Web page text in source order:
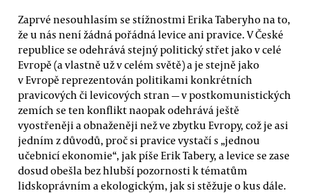
Zaprvé nesouhlasím se stížnostmi Erika Taberyho na to,
že u nás není žádná pořádná levice ani pravice. V České
republice se odehrává stejný politický střet jako v celé
Evropě (a vlastně už v celém světě) a je stejně jako
v Evropě reprezentován politikami konkrétních
pravicových či levicových stran — v postkomunistických
zemích se ten konflikt naopak odehrává ještě
vyostřeněji a obnaženěji než ve zbytku Evropy, což je asi
jedním z důvodů, proč si pravice vystačí s „jednou
učebnicí ekonomie“, jak píše Erik Tabery, a levice se zase
dosud obešla bez hlubší pozornosti k tématům
lidskoprávním a ekologickým, jak si stěžuje o kus dále.